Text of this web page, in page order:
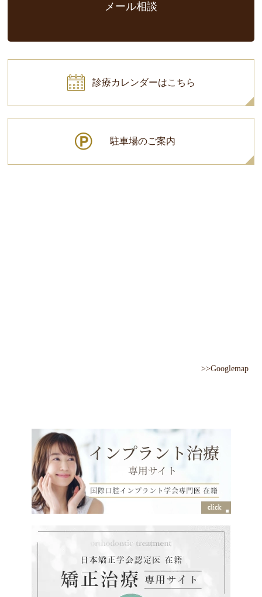
メール相談
診療カレンダーはこちら
駐車場のご案内
>>Googlemap